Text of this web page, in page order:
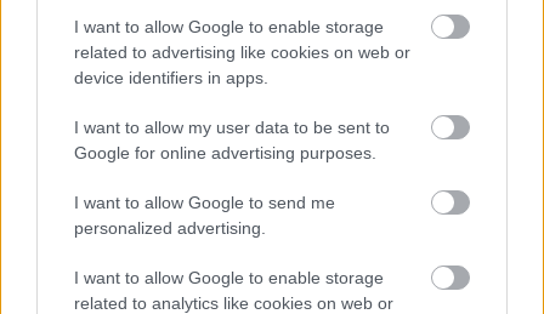
I want to allow Google to enable storage
related to advertising like cookies on web or
device identifiers in apps.
I want to allow my user data to be sent to
Google for online advertising purposes.
I want to allow Google to send me
personalized advertising.
I want to allow Google to enable storage
related to analytics like cookies on web or
Az idősebbik gyermeke, Robin pedig nemrég egy
gokartos üléspróbán járt, amiről Kimi az
Instagram-oldalán számolt be. A 7 éves Robin
már több gokartversenyen is indult, így úgy tűnik,
szívesen lépne édesapja nyomdokaiba.
EZEKET IS AJÁNLJUK